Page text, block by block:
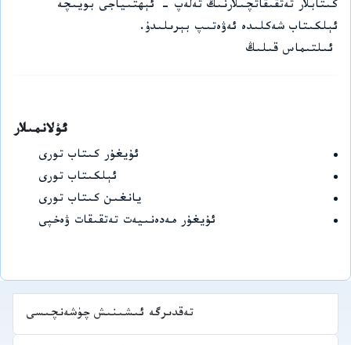
كىتابلار تەتقىقاتچىلارنىڭ تەلەپ - ئېھتىياجى بويىچە
ئېلكىتاب شەكلىدە ئەۋەتىپ بېرىلىدۇ.
ئىلتىماس قىلىڭ
ئۇلانمىلار
ئۇيغۇر كىتاب تورى
ئېلكىتاب تورى
يانغىن كىتاب تورى
ئۇيغۇر مەدەنىيەت تەتقىقات ۋەخپى
تەقدىرگە ئىشىنىش چۈشەنچىسى